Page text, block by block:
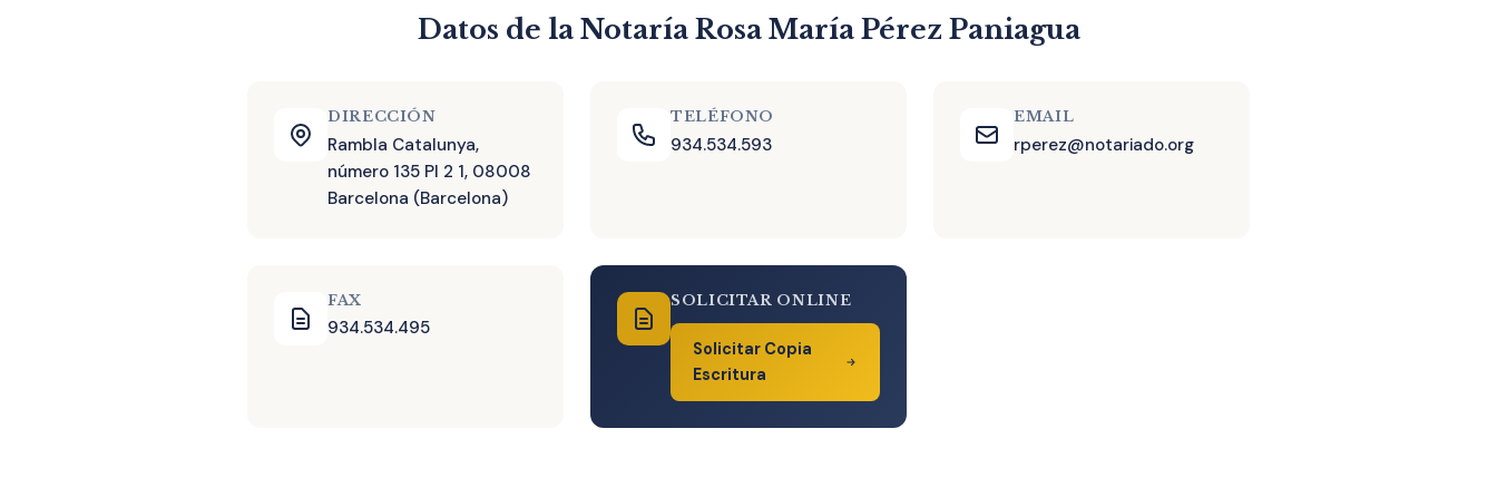
Datos de la Notaría Rosa María Pérez Paniagua
DIRECCIÓN
Rambla Catalunya,
número 135 Pl 2 1, 08008
Barcelona (Barcelona)
TELÉFONO
934.534.593
EMAIL
rperez@notariado.org
FAX
934.534.495
SOLICITAR ONLINE
Solicitar Copia
Escritura